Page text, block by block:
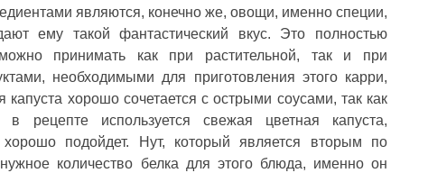
являются, конечно же, овощи, именно специи,
ему такой фантастический вкус. Это полностью
принимать как при растительной, так и при
необходимыми для приготовления этого карри,
капуста хорошо сочетается с острыми соусами, так как
рецепте используется свежая цветная капуста,
подойдет. Нут, который является вторым по
количество белка для этого блюда, именно он